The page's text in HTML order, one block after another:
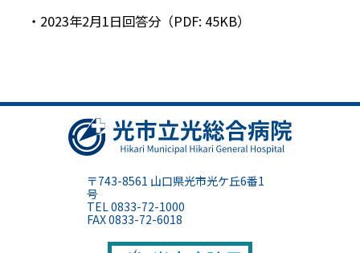
・2023年2月1日回答分（PDF: 45KB）
〒743-8561 山口県光市光ケ丘6番1
号
TEL 0833-72-1000
FAX 0833-72-6018